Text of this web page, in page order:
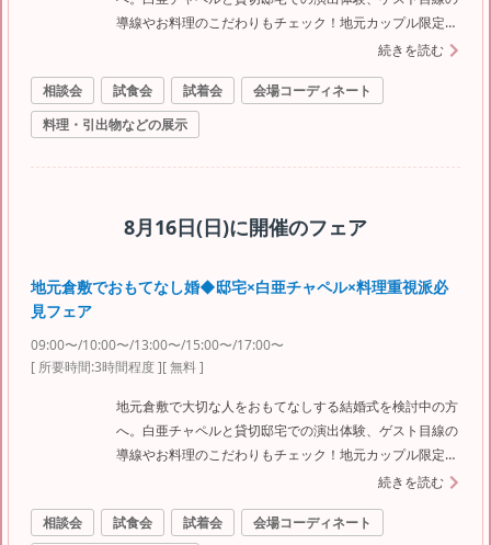
導線やお料理のこだわりもチェック！地元カップル限定の
特典付きで、費用も安心。料理重視派の花嫁必見です
続きを読む
相談会 試食会 試着会
会場コーディネート
料理・引出物などの展示
8月16日(日)に開催のフェア
地元倉敷でおもてなし婚◆邸宅×白亜チャペル×料理重視派必
見フェア
09:00〜/10:00〜/13:00〜/15:00〜/17:00〜
[ 所要時間:3時間程度][ 無料 ]
地元倉敷で大切な人をおもてなしする結婚式を検討中の方
へ。白亜チャペルと貸切邸宅での演出体験、ゲスト目線の
導線やお料理のこだわりもチェック！地元カップル限定の
特典付きで、費用も安心。料理重視派の花嫁必見です
続きを読む
相談会 試食会 試着会
会場コーディネート